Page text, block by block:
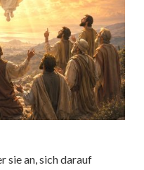
sie an, sich darauf